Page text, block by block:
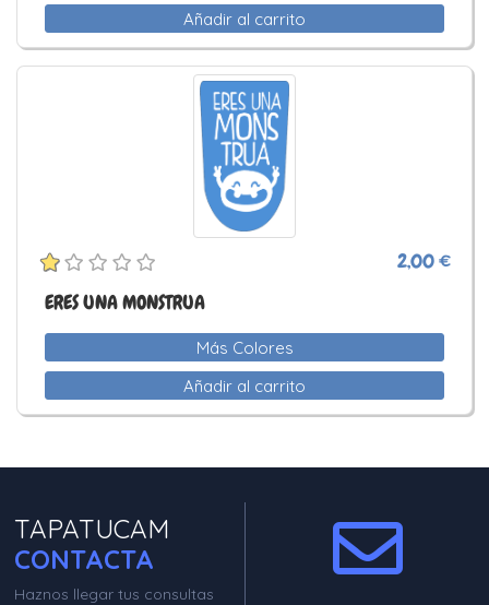
Añadir al carrito
2,00 €
ERES UNA MONSTRUA
Más Colores
Añadir al carrito
TAPATUCAM
CONTACTA
Haznos llegar tus consultas